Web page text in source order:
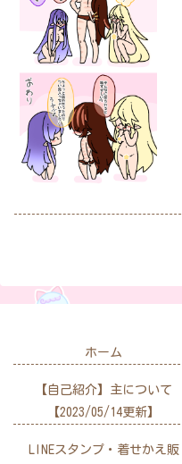
ホーム
【自己紹介】主について
【2023/05/14更新】
LINEスタンプ・着せかえ販